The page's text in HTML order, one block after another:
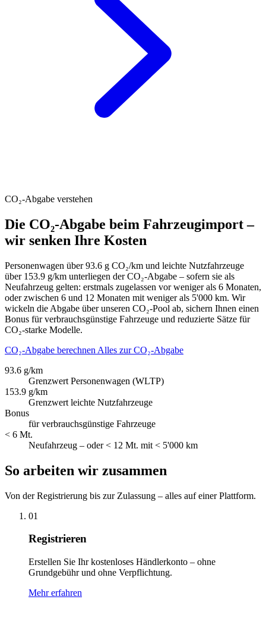
CO₂-Abgabe verstehen
Die CO₂-Abgabe beim Fahrzeugimport –
wir senken Ihre Kosten
Personenwagen über 93.6 g CO₂/km und leichte Nutzfahrzeuge
über 153.9 g/km unterliegen der CO₂-Abgabe – sofern sie als
Neufahrzeug gelten: erstmals zugelassen vor weniger als 6 Monaten,
oder zwischen 6 und 12 Monaten mit weniger als 5'000 km. Wir
wickeln die Abgabe über unseren CO₂-Pool ab, sichern Ihnen einen
Bonus für verbrauchsgünstige Fahrzeuge und reduzierte Sätze für
CO₂-starke Modelle.
CO₂-Abgabe berechnen Alles zur CO₂-Abgabe
93.6 g/km
Grenzwert Personenwagen (WLTP)
153.9 g/km
Grenzwert leichte Nutzfahrzeuge
Bonus
für verbrauchsgünstige Fahrzeuge
< 6 Mt.
Neufahrzeug – oder < 12 Mt. mit < 5'000 km
So arbeiten wir zusammen
Von der Registrierung bis zur Zulassung – alles auf einer Plattform.
01
Registrieren
Erstellen Sie Ihr kostenloses Händlerkonto – ohne
Grundgebühr und ohne Verpflichtung.
Mehr erfahren